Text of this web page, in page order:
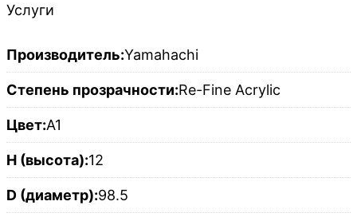
Услуги
Производитель:Yamahachi
Степень прозрачности:Re-Fine Acrylic
Цвет:A1
H (высота):12
D (диаметр):98.5